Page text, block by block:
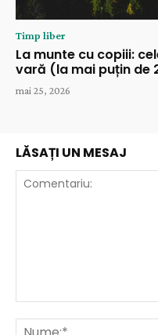
Timp liber
La munte cu copiii:
vară (la mai puțin de
mai 25, 2026
LĂSAȚI UN MESAJ